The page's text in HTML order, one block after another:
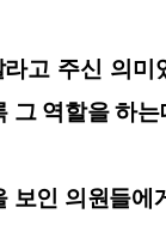
고 주신 의미
역할을 하
인 의원들에